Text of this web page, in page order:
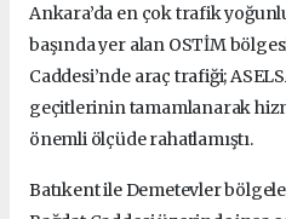
Ankara’da en çok trafik
başında yer alan OSTİM
Caddesi’nde araç trafiği;
geçitlerinin tamamlanarak
önemli ölçüde rahatlamıştı.
Batıkent ile Demetevler